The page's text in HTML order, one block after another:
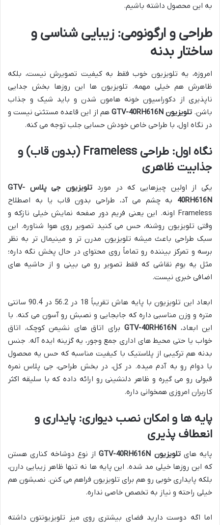
به این محصول داشته باشیم.
طراحی و ارگونومی: زیبایی شناسی و
ساختار بدنه
امروزه، یه تلویزیون خوب فقط به کیفیت تصویرش نیست، بلکه
ظاهرش هم خیلی مهمه. تلویزیون ها این روزها بخش جدایی
ناپذیری از دکوراسیون خونه هامون شدن و باید شیک و جذاب
باشن.تلویزیون GTV-40RH616N
هم از این قاعده مستثنی نیست و
در نگاه اول، با طراحی خاص خودش حسابی جلب توجه می کنه.
نگاه اول: طراحی Frameless (بدون قاب) و
جذابیت ظاهری
یکی از اولین چیزهایی که در مورد
تلویزیون جی پلاس GTV-
40RH616N به چشم می آد، طراحی بدون قاب یا به اصطلاح
Frameless اونه. این یعنی فریم دور صفحه نمایش خیلی نازکه و
وقتی تلویزیون روشنه، حس می کنید تصویر روی هوا شناوره. این
سبک طراحی باعث میشه تلویزیون مدرن تر و مینیمال تر به نظر
برسه و تمرکز بیننده رو تماماً روی محتوای در حال پخش نگه داره؛
مثل یه بوم نقاشی که فقط تصویر رو می بینی و از حاشیه های
اضافی خبری نیست.
ابعاد این تلویزیون با پایه هاش تقریباً 18 در 56.2 در 90.4 سانتی
متره و وزن مناسبی داره که جابجایی و نصبش رو آسون می کنه. با
این ابعاد، GTV-40RH616N برای اتاق های نشیمن کوچک، اتاق
خواب یا حتی محیط های اداری جمع وجور، یه گزینه ایده آله. جنس
بدنه هم ترکیبی از پلاستیک با کیفیت مناسبه که حس یه محصول
با دوام رو به آدم میده. در کل، در بخش طراحی، جی پلاس نمره
قبولی رو می گیره و ظاهر دلنشینی رو ارائه داده که با سلیقه اکثر
کاربران امروزی همخوانی داره.
پایه ها و امکان نصب دیواری: پایداری و
انعطاف پذیری
پایه هایتلویزیون GTV-40RH616N
از نوع دوشاخه کناری هستن
که این روزها خیلی مد شده. این پایه ها نه تنها ظاهر زیبایی دارن،
بلکه پایداری خوبی رو هم برای تلویزیون فراهم می کنن. نصبشون هم
خیلی راحته و نیاز به تخصص خاصی نداره.
اما اگه دوست دارید فضای بیشتری روی میز تلویزیونتون داشته